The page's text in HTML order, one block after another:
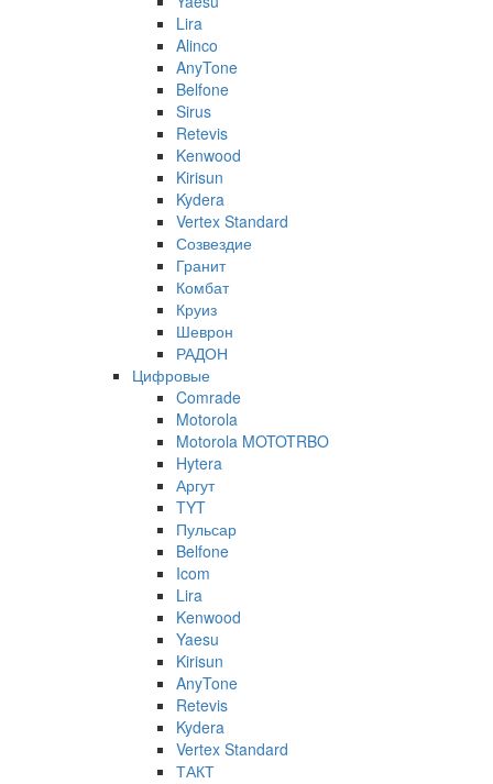
Lira
Alinco
AnyTone
Belfone
Sirus
Retevis
Kenwood
Kirisun
Kydera
Vertex Standard
Созвездие
Гранит
Комбат
Круиз
Шеврон
РАДОН
Цифровые
Comrade
Motorola
Motorola MOTOTRBO
Hytera
Аргут
TYT
Пульсар
Belfone
Icom
Lira
Kenwood
Yaesu
Kirisun
AnyTone
Retevis
Kydera
Vertex Standard
ТАКТ